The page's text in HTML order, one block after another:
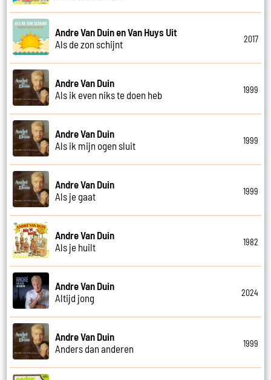
Andre Van Duin en Van Huys Uit
Als de zon schijnt
2017
Andre Van Duin
Als ik even niks te doen heb
1999
Andre Van Duin
Als ik mijn ogen sluit
1999
Andre Van Duin
Als je gaat
1999
Andre Van Duin
Als je huilt
1982
Andre Van Duin
Altijd jong
2024
Andre Van Duin
Anders dan anderen
1999